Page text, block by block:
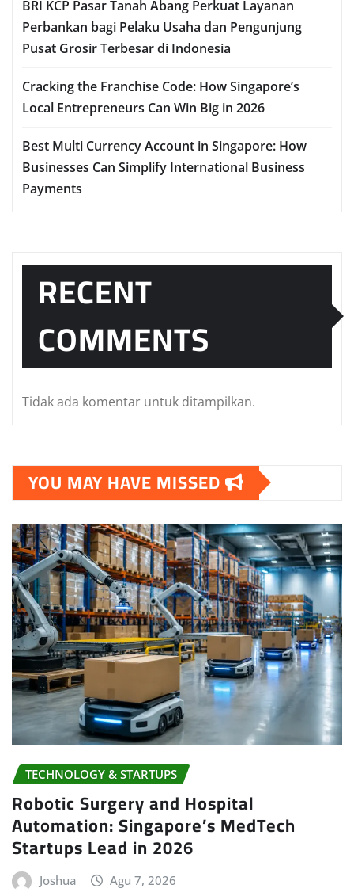
BRI KCP Pasar Tanah Abang Perkuat Layanan
Perbankan bagi Pelaku Usaha dan Pengunjung
Pusat Grosir Terbesar di Indonesia
Cracking the Franchise Code: How Singapore’s
Local Entrepreneurs Can Win Big in 2026
Best Multi Currency Account in Singapore: How
Businesses Can Simplify International Business
Payments
RECENT
COMMENTS
Tidak ada komentar untuk ditampilkan.
YOU MAY HAVE MISSED
TECHNOLOGY & STARTUPS
Robotic Surgery and Hospital
Automation: Singapore’s MedTech
Startups Lead in 2026
Joshua Agu 7, 2026